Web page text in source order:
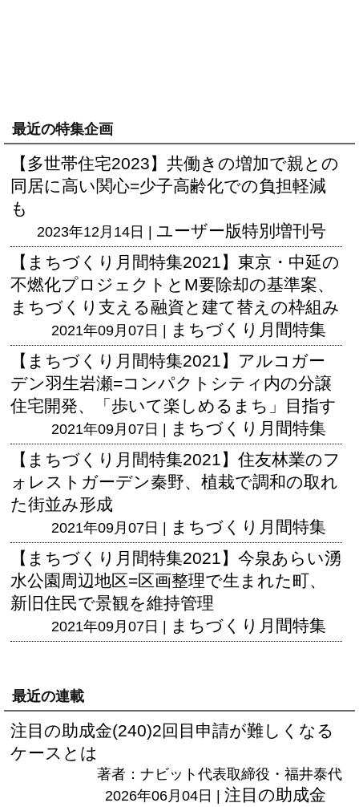
最近の特集企画
【多世帯住宅2023】共働きの増加で親との
同居に高い関心=少子高齢化での負担軽減
も
2023年12月14日 | ユーザー版特別増刊号
【まちづくり月間特集2021】東京・中延の
不燃化プロジェクトとM要除却の基準案、
まちづくり支える融資と建て替えの枠組み
2021年09月07日 | まちづくり月間特集
【まちづくり月間特集2021】アルコガー
デン羽生岩瀬=コンパクトシティ内の分譲
住宅開発、「歩いて楽しめるまち」目指す
2021年09月07日 | まちづくり月間特集
【まちづくり月間特集2021】住友林業のフ
ォレストガーデン秦野、植栽で調和の取れ
た街並み形成
2021年09月07日 | まちづくり月間特集
【まちづくり月間特集2021】今泉あらい湧
水公園周辺地区=区画整理で生まれた町、
新旧住民で景観を維持管理
2021年09月07日 | まちづくり月間特集
最近の連載
注目の助成金(240)2回目申請が難しくなる
ケースとは
著者：ナビット代表取締役・福井泰代
2026年06月04日 | 注目の助成金